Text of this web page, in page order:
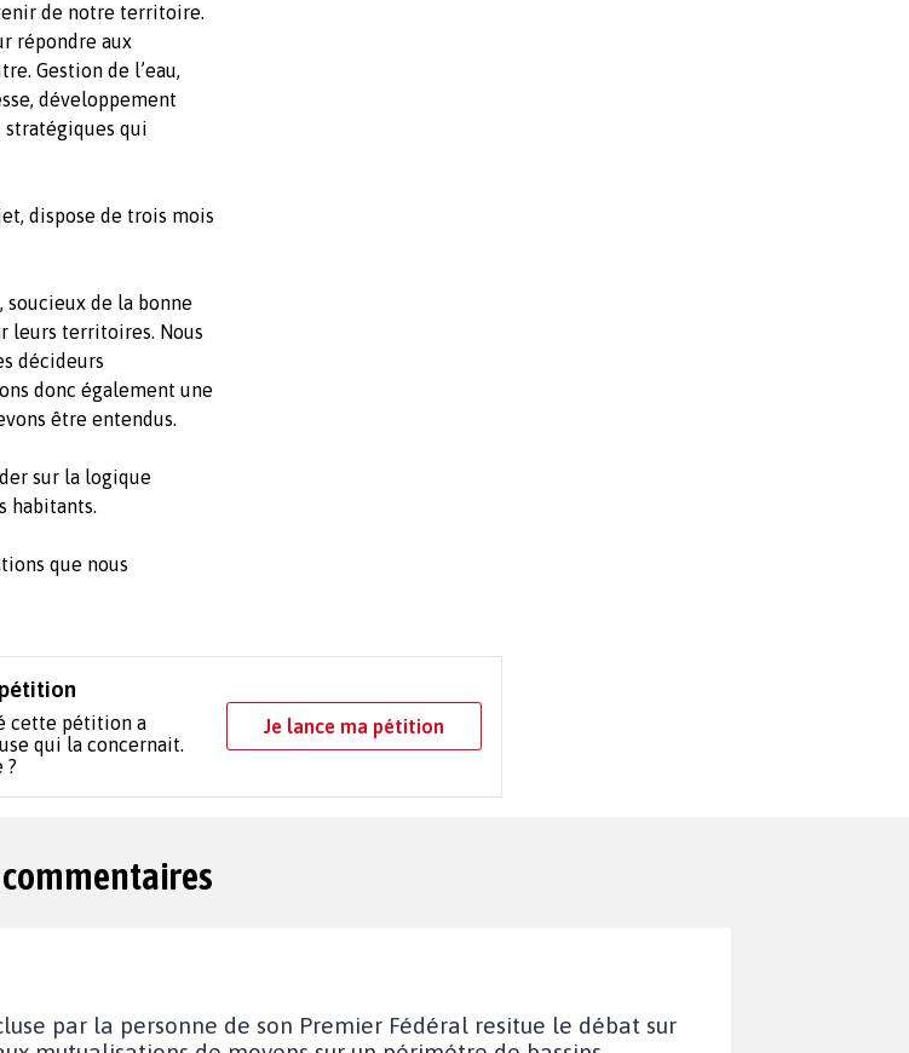
de notre territoire.
répondre aux
Gestion de l’eau,
développement
stratégiques qui
dispose de trois mois
soucieux de la bonne
leurs territoires. Nous
décideurs
donc également une
être entendus.
sur la logique
habitants.
que nous
cette pétition a
qui la concernait.
?
Je lance ma pétition
par la personne de son Premier Fédéral resitue le débat sur